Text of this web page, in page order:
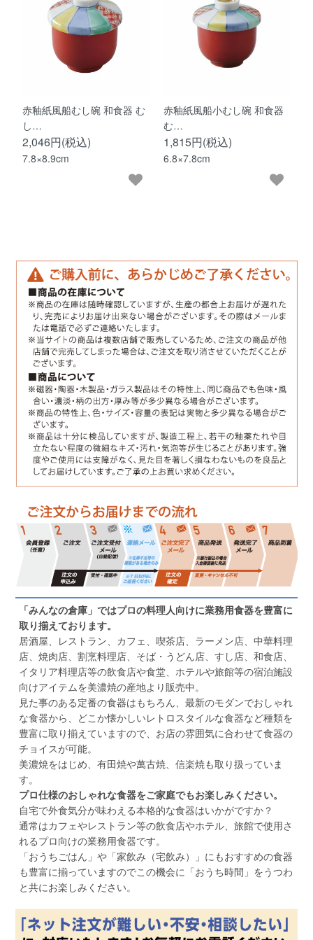
赤釉紙風船むし碗 和食器 む
し…
2,046円(税込)
7.8×8.9cm
赤釉紙風船小むし碗 和食器
む…
1,815円(税込)
6.8×7.8cm
「みんなの倉庫」ではプロの料理人向けに業務用食器を豊富に
取り揃えております。
居酒屋、レストラン、カフェ、喫茶店、ラーメン店、中華料理
店、焼肉店、割烹料理店、そば・うどん店、すし店、和食店、
イタリア料理店等の飲食店や食堂、ホテルや旅館等の宿泊施設
向けアイテムを美濃焼の産地より販売中。
見た事のある定番の食器はもちろん、最新のモダンでおしゃれ
な食器から、どこか懐かしいレトロスタイルな食器など種類を
豊富に取り揃えていますので、お店の雰囲気に合わせて食器の
チョイスが可能。
美濃焼をはじめ、有田焼や萬古焼、信楽焼も取り扱っていま
す。
プロ仕様のおしゃれな食器をご家庭でもお楽しみください。
自宅で外食気分が味わえる本格的な食器はいかがですか？
通常はカフェやレストラン等の飲食店やホテル、旅館で使用さ
れるプロ向けの業務用食器です。
「おうちごはん」や「家飲み（宅飲み）」にもおすすめの食器
も豊富に揃っていますのでこの機会に「おうち時間」をうつわ
と共にお楽しみください。